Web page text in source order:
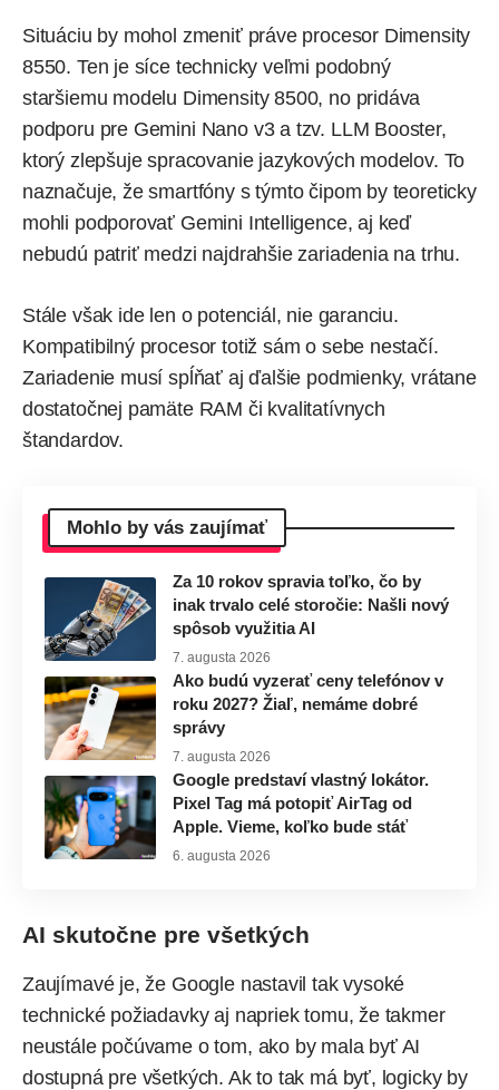
Situáciu by mohol zmeniť práve procesor Dimensity
8550. Ten je síce technicky veľmi podobný
staršiemu modelu Dimensity 8500, no pridáva
podporu pre Gemini Nano v3 a tzv. LLM Booster,
ktorý zlepšuje spracovanie jazykových modelov. To
naznačuje, že smartfóny s týmto čipom by teoreticky
mohli podporovať Gemini Intelligence, aj keď
nebudú patriť medzi najdrahšie zariadenia na trhu.
Stále však ide len o potenciál, nie garanciu.
Kompatibilný procesor totiž sám o sebe nestačí.
Zariadenie musí spĺňať aj ďalšie podmienky, vrátane
dostatočnej pamäte RAM či kvalitatívnych
štandardov.
Mohlo by vás zaujímať
Za 10 rokov spravia toľko, čo by
inak trvalo celé storočie: Našli nový
spôsob využitia AI
7. augusta 2026
Ako budú vyzerať ceny telefónov v
roku 2027? Žiaľ, nemáme dobré
správy
7. augusta 2026
Google predstaví vlastný lokátor.
Pixel Tag má potopiť AirTag od
Apple. Vieme, koľko bude stáť
6. augusta 2026
AI skutočne pre všetkých
Zaujímavé je, že Google nastavil tak vysoké
technické požiadavky aj napriek tomu, že takmer
neustále počúvame o tom, ako by mala byť AI
dostupná pre všetkých. Ak to tak má byť, logicky by